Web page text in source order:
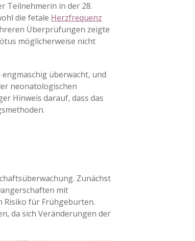
Teilnehmerin in der 28.
die fetale Herzfrequenz
Überprüfungen zeigte
möglicherweise nicht
überwacht, und
neonatologischen
Hinweis darauf, dass das
Zunächst
mit
Risiko für Frühgeburten.
da sich Veränderungen der